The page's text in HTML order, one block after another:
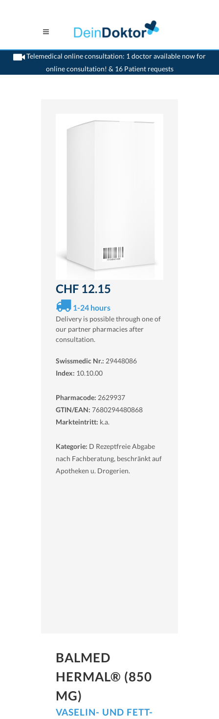
Telemedical online consultation: 1 doctor available now for
online consultation! & 16 Patient requests
>Home>medikamente-online>Balmed Hermal® (850 mg) Almirall AG
CHF 12.15
1-24 hours
Delivery is possible through one of
our partner pharmacies after
consultation.
Swissmedic Nr.: 29448086
Index: 10.10.00
Pharmacode: 2629937
GTIN/EAN: 7680294480868
Markteintritt: k.a.
Kategorie: D Rezeptfreie Abgabe
nach Fachberatung, beschränkt auf
Apotheken u. Drogerien.
BALMED
HERMAL® (850
MG)
VASELIN- UND FETT-